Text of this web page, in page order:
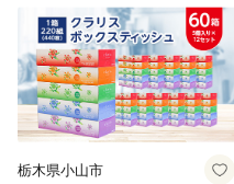
栃木県小山市